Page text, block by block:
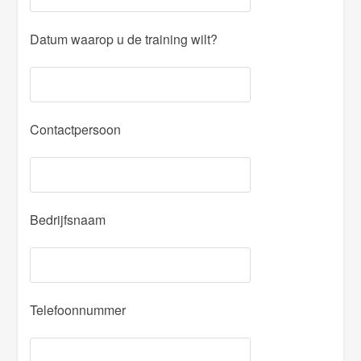
Datum waarop u de training wilt?
Contactpersoon
Bedrijfsnaam
Telefoonnummer